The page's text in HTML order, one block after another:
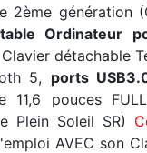
2ème génération
Ordinateur
détachable
5, ports
11,6 pouces
Plein Soleil SR)
AVEC son